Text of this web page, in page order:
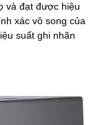
và đạt được hiệu
xác vô song của
suất ghi nhãn